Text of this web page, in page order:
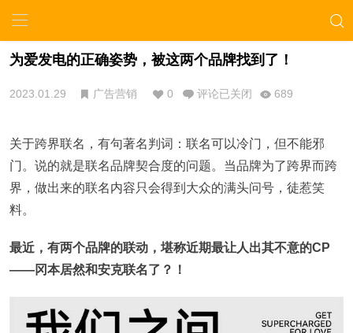
为爱发电的正确姿势，被这两个品牌找到了！
2023.01.29 广告营销 0 评论已关闭 689
关于跨界联名，有句著名判词：联名可以冷门，但不能邪
门。说的就是联名品牌契合度的问题。当品牌为了跨界而跨
界，做出来的联名内容只会得到大众的满头问号，徒惹笑
料。
最近，有两个品牌的联动，堪称近期最让人出其不意的CP
——冈本居然和安克联名了？！